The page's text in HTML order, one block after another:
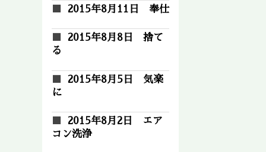
2015年8月11日 奉仕
2015年8月8日 捨て
る
2015年8月5日 気楽
に
2015年8月2日 エア
コン洗浄